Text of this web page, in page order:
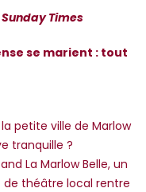
Sunday Times
se marient : tout
petite ville de Marlow
tranquille ?
La Marlow Belle, un
de théâtre local rentre